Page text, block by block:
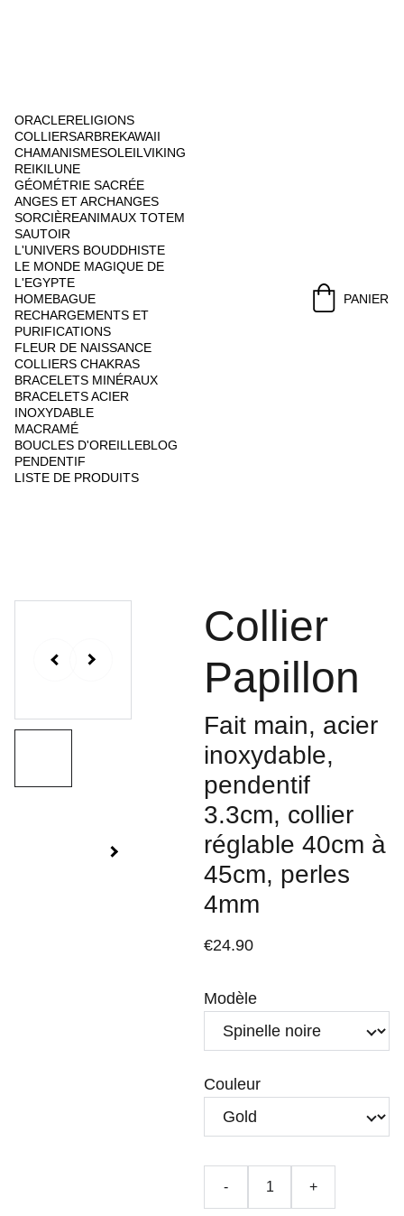
ORACLERELIGIONS
COLLIERSARBREKAWAII
CHAMANISMESOLEIL VIKING
REIKILUNE
GÉOMÉTRIE SACRÉE
ANGES ET ARCHANGES
SORCIÈREANIMAUX TOTEM
SAUTOIR
L'UNIVERS BOUDDHISTE
LE MONDE MAGIQUE DE
L'EGYPTE
HOMEBAGUE
RECHARGEMENTS ET
PURIFICATIONS
FLEUR DE NAISSANCE
COLLIERS CHAKRAS
BRACELETS MINÉRAUX
BRACELETS ACIER
INOXYDABLE
MACRAMÉ
BOUCLES D'OREILLEBLOG
PENDENTIF
LISTE DE PRODUITS
PANIER
Collier
Papillon
Fait main, acier
inoxydable,
pendentif
3.3cm, collier
réglable 40cm à
45cm, perles
4mm
€24.90
Modèle
Couleur
- +